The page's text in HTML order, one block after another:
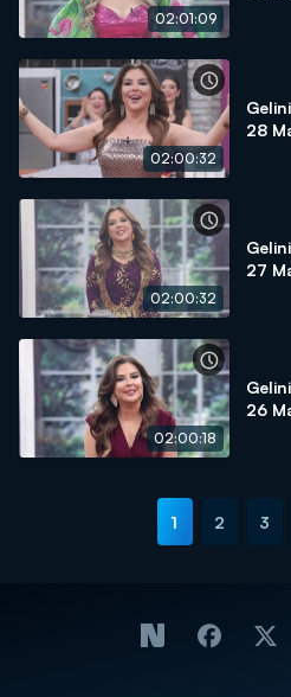
02:01:09
02:00:32
28
02:00:32
27
02:00:18
26
1 2 3